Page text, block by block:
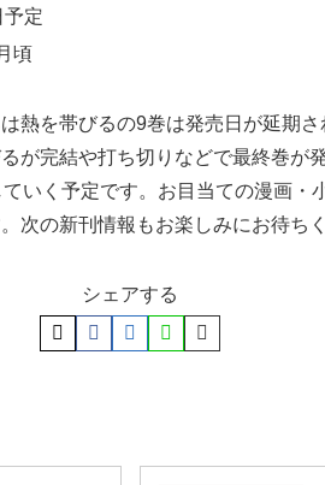
予定
頃
熱を帯びるの9巻は発売日が延期
が完結や打ち切りなどで最終巻が
いく予定です。お目当ての漫画・
次の新刊情報もお楽しみにお待ちく
シェアする